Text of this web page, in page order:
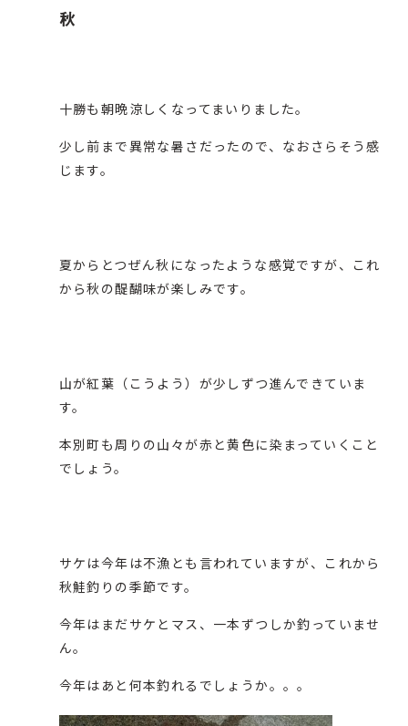
秋
十勝も朝晩涼しくなってまいりました。
少し前まで異常な暑さだったので、なおさらそう感
じます。
夏からとつぜん秋になったような感覚ですが、これ
から秋の醍醐味が楽しみです。
山が紅葉（こうよう）が少しずつ進んできていま
す。
本別町も周りの山々が赤と黄色に染まっていくこと
でしょう。
サケは今年は不漁とも言われていますが、これから
秋鮭釣りの季節です。
今年はまだサケとマス、一本ずつしか釣っていませ
ん。
今年はあと何本釣れるでしょうか。。。